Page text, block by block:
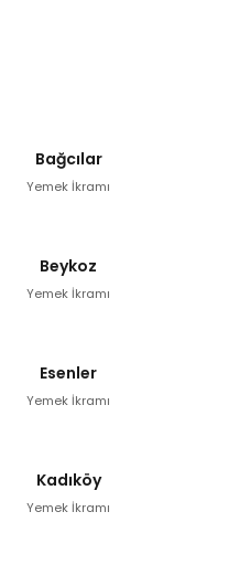
Bağcılar
Yemek İkramı
Beykoz
Yemek İkramı
Esenler
Yemek İkramı
Kadıköy
Yemek İkramı